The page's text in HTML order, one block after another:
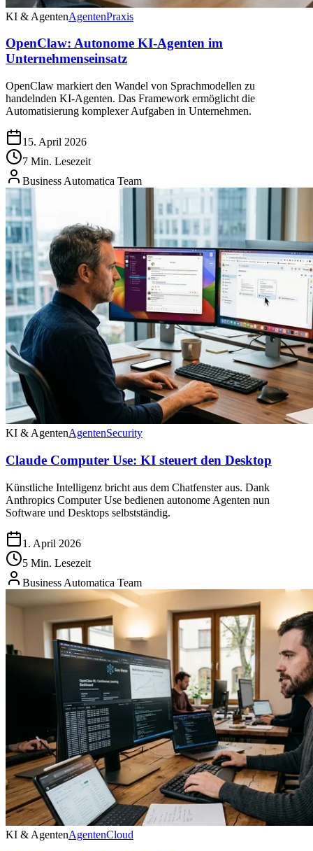
KI & AgentenAgentenPraxis
OpenClaw: Autonome KI-Agenten im
Unternehmenseinsatz
OpenClaw markiert den Wandel von Sprachmodellen zu
handelnden KI-Agenten. Das Framework ermöglicht die
Automatisierung komplexer Aufgaben in Unternehmen.
15. April 2026
7 Min. Lesezeit
Business Automatica Team
KI & AgentenAgentenSecurity
Claude Computer Use: KI steuert den Desktop
Künstliche Intelligenz bricht aus dem Chatfenster aus. Dank
Anthropics Computer Use bedienen autonome Agenten nun
Software und Desktops selbstständig.
1. April 2026
5 Min. Lesezeit
Business Automatica Team
KI & AgentenAgentenCloud